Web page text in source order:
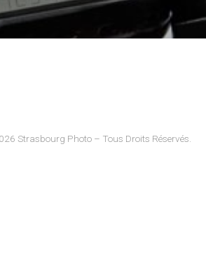
Strasbourg Photo – Tous Droits Réservés.